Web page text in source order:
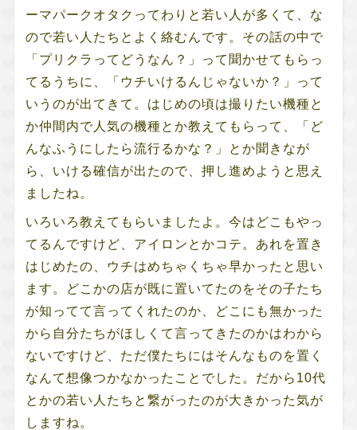
ーマパークオタクってわりと若い人が多くて、な
ので若い人たちとよく絡むんです。その話の中で
「プリクラってどうなん？」って聞かせてもらっ
てるうちに、「ウチいけるんじゃないか？」って
いうのが出てきて。はじめの頃は撮りたい機種と
か仲間内で人気の機種とか教えてもらって、「ど
んなふうにしたら流行るかな？」とか聞きなが
ら、いける確信が出たので、押し進めようと思え
ましたね。
いろいろ教えてもらいましたよ。今はどこもやっ
てるんですけど、アイロンとかコテ。あれを置き
はじめたの、ウチはめちゃくちゃ早かったと思い
ます。どこかの店が既に置いてたのをその子たち
が知ってて言ってくれたのか、どこにも無かった
から自分たちがほしくて言ってきたのかはわから
ないですけど、ただ僕たちにはそんなものを置く
なんて想像つかなかったことでした。だから10代
とかの若い人たちと繋がったのが大きかった気が
しますね。